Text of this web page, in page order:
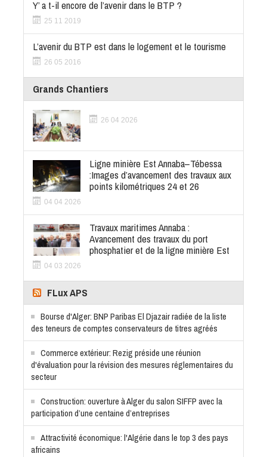
Y’ a t-il encore de l’avenir dans le BTP ?
25 11 2019
L’avenir du BTP est dans le logement et le tourisme
26 05 2016
Grands Chantiers
26 04 2026
Ligne minière Est Annaba–Tébessa
:Images d’avancement des travaux aux
points kilométriques 24 et 26
04 04 2026
Travaux maritimes Annaba :
Avancement des travaux du port
phosphatier et de la ligne minière Est
04 03 2026
FLux APS
Bourse d'Alger: BNP Paribas El Djazair radiée de la liste
des teneurs de comptes conservateurs de titres agréés
Commerce extérieur: Rezig préside une réunion
d'évaluation pour la révision des mesures réglementaires du
secteur
Construction: ouverture à Alger du salon SIFFP avec la
participation d’une centaine d’entreprises
Attractivité économique: l'Algérie dans le top 3 des pays
africains